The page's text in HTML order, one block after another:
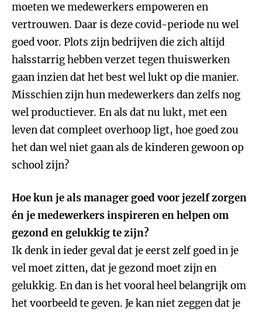
moeten we medewerkers empoweren en
vertrouwen. Daar is deze covid-periode nu wel
goed voor. Plots zijn bedrijven die zich altijd
halsstarrig hebben verzet tegen thuiswerken
gaan inzien dat het best wel lukt op die manier.
Misschien zijn hun medewerkers dan zelfs nog
wel productiever. En als dat nu lukt, met een
leven dat compleet overhoop ligt, hoe goed zou
het dan wel niet gaan als de kinderen gewoon op
school zijn?
Hoe kun je als manager goed voor jezelf zorgen
én je medewerkers inspireren en helpen om
gezond en gelukkig te zijn?
Ik denk in ieder geval dat je eerst zelf goed in je
vel moet zitten, dat je gezond moet zijn en
gelukkig. En dan is het vooral heel belangrijk om
het voorbeeld te geven. Je kan niet zeggen dat je